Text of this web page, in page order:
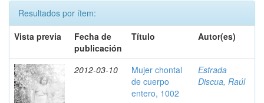
Resultados por ítem:
Vista previa
Fecha de
publicación
Título Autor(es)
2012-03-10
Mujer chontal
de cuerpo
entero, 1002
Estrada
Discua, Raúl